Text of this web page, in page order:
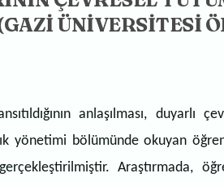
ÜNİVERSİTESİ
anlaşılması, duyarlı
yönetimi bölümünde okuyan
Araştırmada,